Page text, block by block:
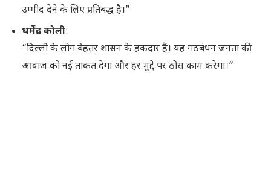
उम्मीद देने के लिए प्रतिबद्ध है।”
धर्मेंद्र कोली:
“दिल्ली के लोग बेहतर शासन के हकदार हैं। यह गठबंधन जनता की
आवाज को नई ताकत देगा और हर मुद्दे पर ठोस काम करेगा।”